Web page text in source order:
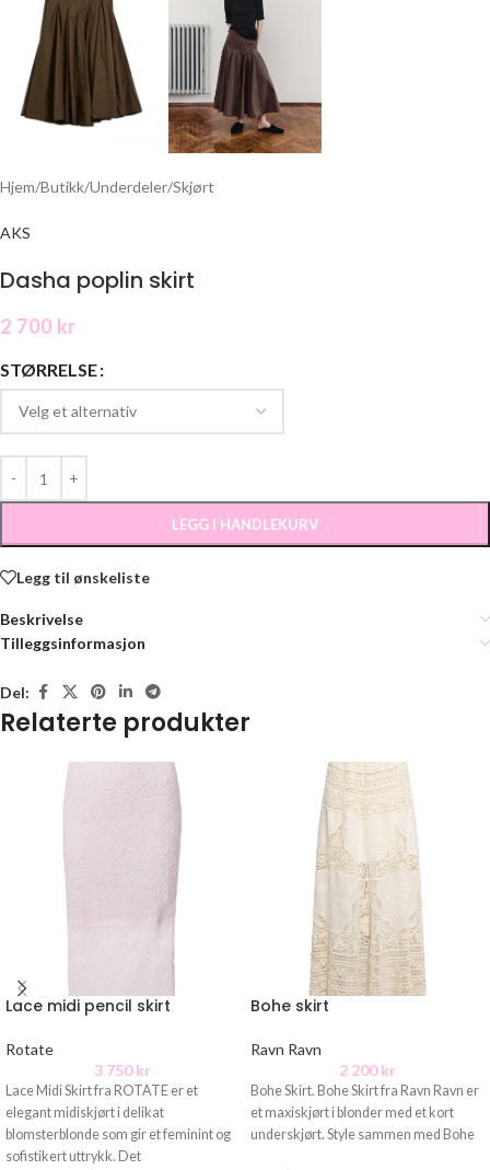
Hjem/Butikk/Underdeler/Skjørt
AKS
Dasha poplin skirt
2 700 kr
STØRRELSE
LEGG I HANDLEKURV
Legg til ønskeliste
Beskrivelse
Tilleggsinformasjon
Del:
Relaterte produkter
Lace midi pencil skirt
Rotate
3 750kr
Lace Midi Skirt fra ROTATE er et
elegant midiskjørt i delikat
blomsterblonde som gir et feminint og
sofistikert uttrykk. Det
Bohe skirt
Ravn Ravn
2 200kr
Bohe Skirt. Bohe Skirt fra Ravn Ravn er
et maxiskjørt i blonder med et kort
underskjørt. Style sammen med Bohe